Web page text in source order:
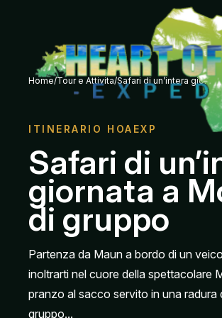
Home/Tour e Attivita/Safari di un’intera
ITINERARIO HOAEXP
Safari di
giornata a
di gruppo
Partenza da Maun a bordo di un
inoltrarti nel cuore della spettacolare
pranzo al sacco servito in una
gruppo...